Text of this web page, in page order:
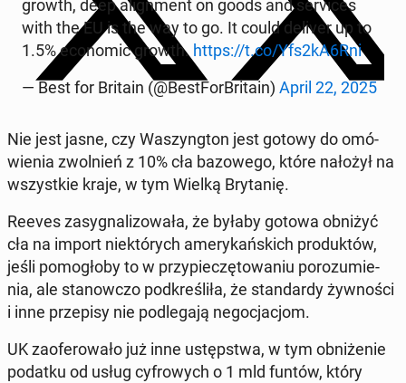
growth, deep ali­gn­ment on goods and se­rvi­ces
with the EU is the way to go. It could deliver up to
1.5% eco­no­mic growth. https://t.co/Yfs2kA6Rni
— Best for Britain (@Be­st­For­Bri­ta­in) April 22, 2025
Nie jest jasne, czy Wa­szyng­ton jest gotowy do omó­
wie­nia zwol­nień z 10% cła ba­zo­we­go, które nałożył na
wszyst­kie kraje, w tym Wielką Bry­ta­nię.
Reeves za­sy­gna­li­zo­wa­ła, że byłaby gotowa obniżyć
cła na import nie­któ­rych ame­ry­kań­skich pro­duk­tów,
jeśli po­mo­gło­by to w przy­pie­czę­to­wa­niu po­ro­zu­mie­
nia, ale sta­now­czo pod­kre­śli­ła, że stan­dar­dy żyw­no­ści
i inne prze­pi­sy nie pod­le­ga­ją ne­go­cja­cjom.
UK za­ofe­ro­wa­ło już inne ustęp­stwa, w tym ob­ni­że­nie
podatku od usług cy­fro­wych o 1 mld funtów, który